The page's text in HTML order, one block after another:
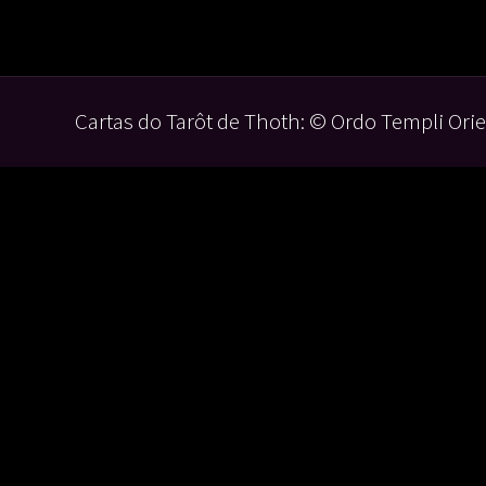
Cartas do Tarôt de Thoth: © Ordo Templi